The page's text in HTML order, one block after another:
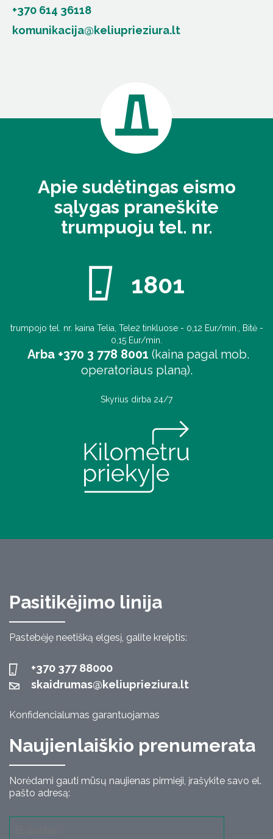
+370 614 36118
komunikacija@keliuprieziura.lt
Apie sudėtingas eismo
sąlygas praneškite
trumpuoju tel. nr.
1801
trumpojo tel. nr. kaina Telia, Tele2 tinkluose - 0,12 Eur/min., Bitė -
0,15 Eur/min.
Arba +370 3 778 8001 (kaina pagal mob.
operatoriaus planą).
Skyrius dirba 24/7
Pasitikėjimo linija
Pastebėję neetišką elgesį, galite kreiptis:
+370 377 88000
skaidrumas@keliuprieziura.lt
Konfidencialumas garantuojamas
Naujienlaiškio prenumerata
Norėdami gauti mūsų naujienas pirmieji, įrašykite savo el.
pašto adresą: